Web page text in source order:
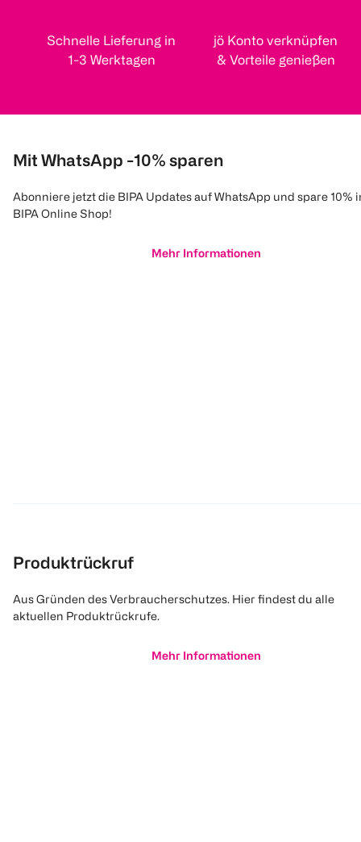
Schnelle Lieferung in
1-3 Werktagen
jö Konto verknüpfen
& Vorteile genießen
Mit WhatsApp -10% sparen
Abonniere jetzt die BIPA Updates auf WhatsApp und spare 10%
BIPA Online Shop!
Mehr Informationen
Produktrückruf
Aus Gründen des Verbraucherschutzes. Hier findest du alle
aktuellen Produktrückrufe.
Mehr Informationen